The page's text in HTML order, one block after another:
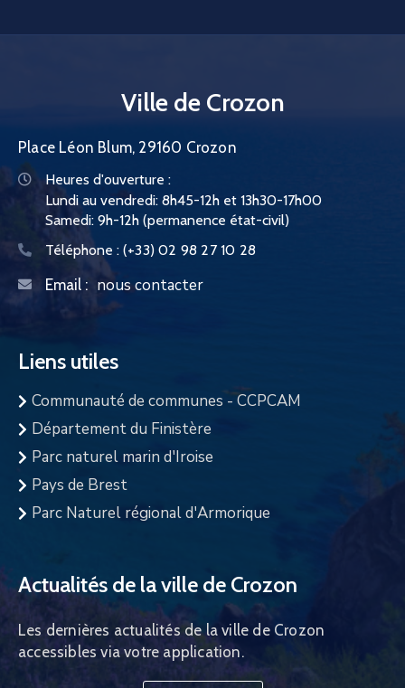
Ville de Crozon
Place Léon Blum, 29160 Crozon
Heures d'ouverture :
Lundi au vendredi: 8h45-12h et 13h30-17h00
Samedi: 9h-12h (permanence état-civil)
Téléphone : (+33) 02 98 27 10 28
Email : nous contacter
Liens utiles
Communauté de communes - CCPCAM
Département du Finistère
Parc naturel marin d'Iroise
Pays de Brest
Parc Naturel régional d'Armorique
Actualités de la ville de Crozon
Les dernières actualités de la ville de Crozon
accessibles via votre application.